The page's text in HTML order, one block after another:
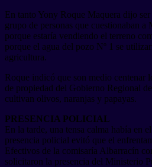
En tanto Yony Roque Maquera dijo
grupo de personas que cuestionaban
porque estaría vendiendo el terreno
porque el agua del pozo Nº 1 se
agricultura.
Roque indicó que son medio centenar
de propiedad del Gobierno Regional
cultivan olivos, naranjas y papayas.
PRESENCIA POLICIAL
En la tarde, una tensa calma había en
presencia policial evitó que el
Efectivos de la comisaría Albarracín
solicitaron la presencia del Ministerio